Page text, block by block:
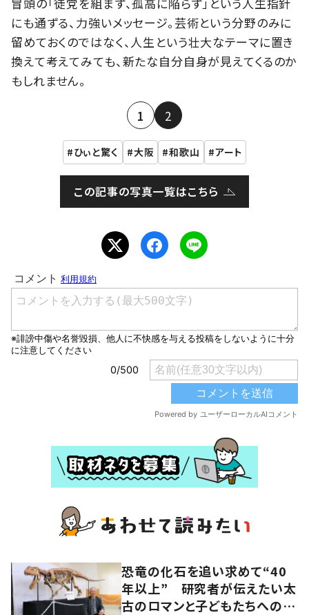
にも通ずる、力強いメッセージ。芸術という分野のみに
留めておくのではなく、人生という壮大なテーマに置き
換えて考えてみても、新たな自分自身が見えてくるのか
もしれません。
1 2
ひぃと驚く 大阪 和歌山 アート
この記事の写真一覧はこちら
恐竜の化石を追い求めて“40
年以上” 研究者が伝えたい太
古のロマンと子どもたちへのメ